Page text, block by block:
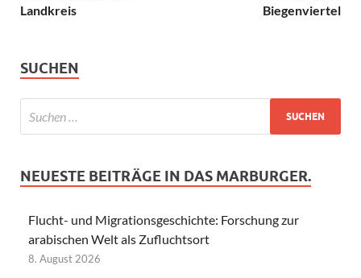
Landkreis
Biegenviertel
SUCHEN
NEUESTE BEITRÄGE IN DAS MARBURGER.
Flucht- und Migrationsgeschichte: Forschung zur
arabischen Welt als Zufluchtsort
8. August 2026